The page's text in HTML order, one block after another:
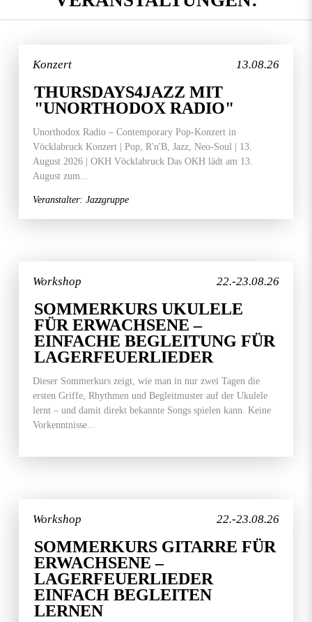
13.08.26
Konzert
THURSDAYS4JAZZ MIT
"UNORTHODOX RADIO"
Unorthodox Radio – Contemporary Pop-Konzert in
Vöcklabruck Konzert | Pop, R'n'B, Jazz, Neo-Soul | 13.
August 2026 | OKH Vöcklabruck Das OKH lädt am 13.
August zum...
Veranstalter: Jazzgruppe
22.-23.08.26
Workshop
SOMMERKURS UKULELE
FÜR ERWACHSENE –
EINFACHE BEGLEITUNG FÜR
LAGERFEUERLIEDER
Dieser Sommerkurs zeigt, wie man in nur zwei Tagen die
ersten Griffe, Rhythmen und Begleitmuster auf der Ukulele
lernt – und damit direkt bekannte Songs spielen kann. Keine
Vorkenntnisse...
22.-23.08.26
Workshop
SOMMERKURS GITARRE FÜR
ERWACHSENE –
LAGERFEUERLIEDER
EINFACH BEGLEITEN
LERNEN